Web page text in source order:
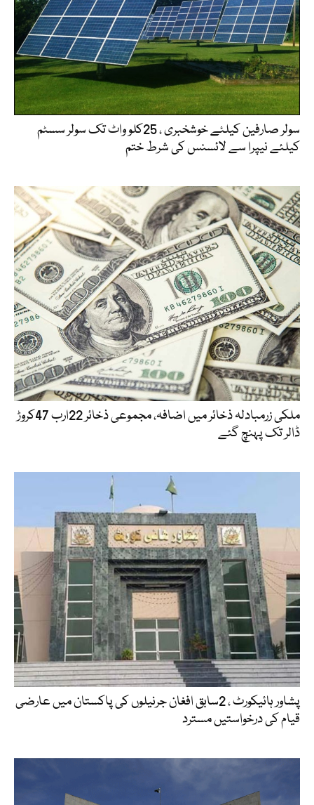
سولر صارفین کیلئے خوشخبری ، 25کلو واٹ تک سولر سسٹم
کیلئے نیپرا سے لائسنس کی شرط ختم
ملکی زرمبادلہ ذخائر میں اضافہ، مجموعی ذخائر 22ارب 47کروڑ
ڈالر تک پہنچ گئے
پشاور ہائیکورٹ ، 2سابق افغان جرنیلوں کی پاکستان میں عارضی
قیام کی درخواستیں مسترد